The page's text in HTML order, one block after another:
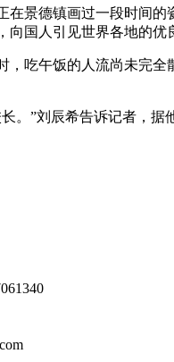
景德镇画过一段时间的
向国人引见世界各地的优
吃午饭的人流尚未完全
”刘辰希告诉记者，据